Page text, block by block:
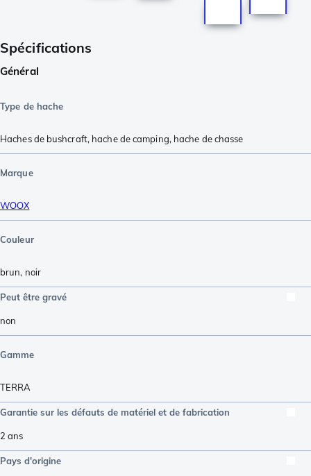
Spécifications
Général
Type de hache
Haches de bushcraft, hache de camping, hache de chasse
Marque
WOOX
Couleur
brun, noir
Peut être gravé
non
Gamme
TERRA
Garantie sur les défauts de matériel et de fabrication
2 ans
Pays d'origine